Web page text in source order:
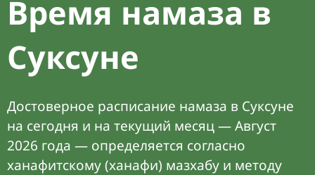
Время намаза в
Суксуне
Достоверное расписание намаза в Суксуне
на сегодня и на текущий месяц — Август
2026 года — определяется согласно
ханафитскому (ханафи) мазхабу и методу